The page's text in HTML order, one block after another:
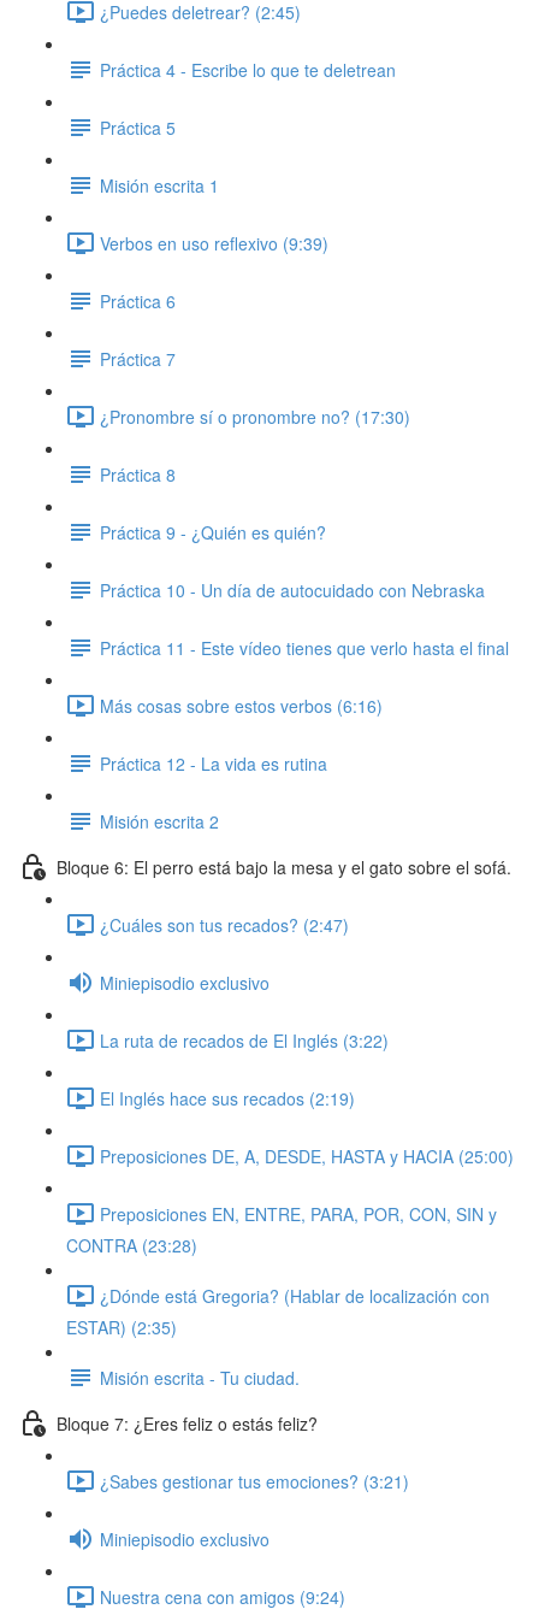
¿Puedes deletrear? (2:45)
Práctica 4 - Escribe lo que te deletrean
Práctica 5
Misión escrita 1
Verbos en uso reflexivo (9:39)
Práctica 6
Práctica 7
¿Pronombre sí o pronombre no? (17:30)
Práctica 8
Práctica 9 - ¿Quién es quién?
Práctica 10 - Un día de autocuidado con Nebraska
Práctica 11 - Este vídeo tienes que verlo hasta el final
Más cosas sobre estos verbos (6:16)
Práctica 12 - La vida es rutina
Misión escrita 2
Bloque 6: El perro está bajo la mesa y el gato sobre el sofá.
¿Cuáles son tus recados? (2:47)
Miniepisodio exclusivo
La ruta de recados de El Inglés (3:22)
El Inglés hace sus recados (2:19)
Preposiciones DE, A, DESDE, HASTA y HACIA (25:00)
Preposiciones EN, ENTRE, PARA, POR, CON, SIN y
CONTRA (23:28)
¿Dónde está Gregoria? (Hablar de localización con
ESTAR) (2:35)
Misión escrita - Tu ciudad.
Bloque 7: ¿Eres feliz o estás feliz?
¿Sabes gestionar tus emociones? (3:21)
Miniepisodio exclusivo
Nuestra cena con amigos (9:24)